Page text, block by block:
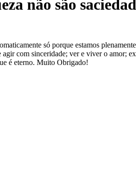
não são
só porque estamos
com sinceridade; ver e viver o amor;
é eterno. Muito Obrigado!